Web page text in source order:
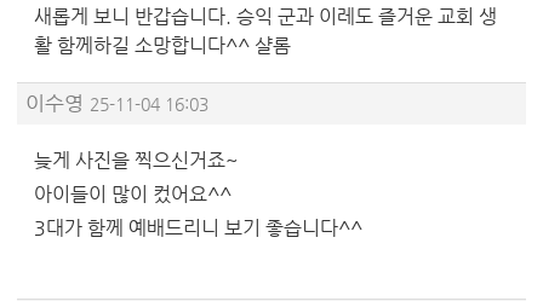
새롭게 보니 반갑습니다. 승익 군과 이레도 즐거운 교회 생
활 함께하길 소망합니다^^ 샬롬
이수영 25-11-04 16:03
늦게 사진을 찍으신거죠~
아이들이 많이 컸어요^^
3대가 함께 예배드리니 보기 좋습니다^^